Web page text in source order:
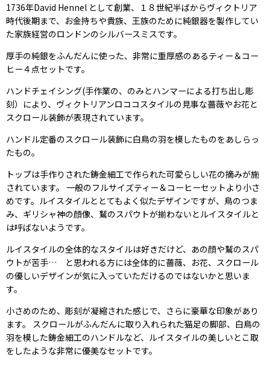
1736年David Hennel として創業、１８世紀半ばからヴィクトリア
時代後期まで、お金持ちや貴族、王族のために純銀器を製作してい
た家族経営のロンドンのシルバースミスです。
厚手の純銀をふんだんに使った、非常に重厚感のあるティー＆コー
ヒー４点セットです。
ハンドチェイシング(手作業の、のみとハンマーによる打ち出し彫
刻）により、ヴィクトリアンロココスタイルの見事な薔薇やお花と
スクロール装飾が表現されています。
ハンドル定番のスクロール装飾に白鳥の羽を模したものをあしらっ
たもの。
トップは手作りされた鋳金細工で作られた可愛らしい花の摘みが施
されています。 一般のフルサイズティー＆コーヒーセットより小さ
めです。ルイスタイルととてもよく似たデザインですが、鳥のつま
み、ギリシャ神の顔像、鷲のスパウトが揃わないとルイスタイルと
は呼ばないようです。
ルイスタイルの全体的なスタイルは好きだけど、あの顔や鷲のスパ
ウトが苦手… と思われる方には全体的に薔薇、お花、スクロール
の優しいデザインが気に入っていただけるのではないかと思いま
す。
小さめのため、彫刻が凝縮された感じで、さらに豪華な印象があり
ます。 スクロールがふんだんに取り入れられた猫足の脚部、白鳥の
羽を模した鋳金細工のハンドルなど、ルイスタイルの美しいとこ取
をしたような非常に優美なセットです。